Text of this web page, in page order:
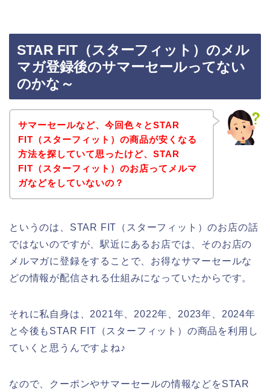
STAR FIT（スターフィット）のメル
マガ登録後のサマーセールってない
のかな～
サマーセールなど、今回色々とSTAR
FIT（スターフィット）の商品が安くなる
方法を探していて思ったけど、STAR
FIT（スターフィット）のお店ってメルマ
ガなどをしていないの？
というのは、STAR FIT（スターフィット）のお店の話
ではないのですが、駅近にあるお店では、そのお店の
メルマガに登録をすることで、お得なサマーセールな
どの情報が配信される仕組みになっていたからです。
それに私自身は、2021年、2022年、2023年、2024年
と今後もSTAR FIT（スターフィット）の商品を利用し
ていくと思うんですよね♪
なので、クーポンやサマーセールの情報などをSTAR